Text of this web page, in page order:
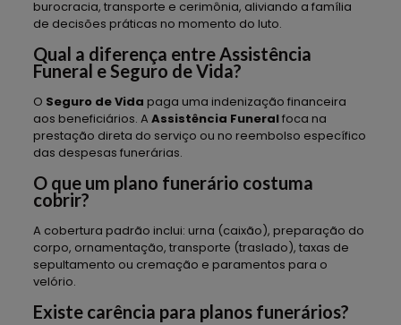
burocracia, transporte e cerimônia, aliviando a família
de decisões práticas no momento do luto.
Qual a diferença entre Assistência
Funeral e Seguro de Vida?
O Seguro de Vida paga uma indenização financeira
aos beneficiários. A Assistência Funeralfoca na
prestação direta do serviço ou no reembolso específico
das despesas funerárias.
O que um plano funerário costuma
cobrir?
A cobertura padrão inclui: urna (caixão), preparação do
corpo, ornamentação, transporte (traslado), taxas de
sepultamento ou cremação e paramentos para o
velório.
Existe carência para planos funerários?